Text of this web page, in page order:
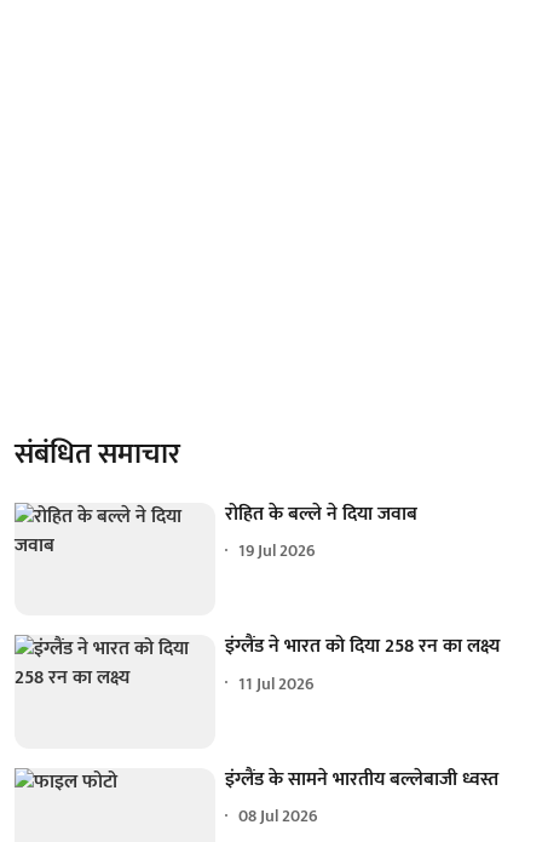
संबंधित समाचार
रोहित के बल्ले ने दिया जवाब
19 Jul 2026
इंग्लैंड ने भारत को दिया 258 रन का लक्ष्य
11 Jul 2026
इंग्लैंड के सामने भारतीय बल्लेबाजी ध्वस्त
08 Jul 2026